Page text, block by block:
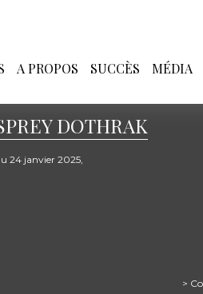
A PROPOS SUCCÈS MÉDIA
DOTHRAK
24 janvier 2025,
>